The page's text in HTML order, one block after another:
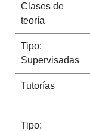
Clases de
teoría
Tipo:
Supervisadas
Tutorías
Tipo: